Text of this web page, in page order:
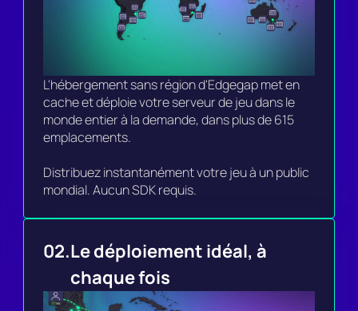
L'hébergement sans région d'Edgegap met en
cache et déploie votre serveur de jeu dans le
monde entier à la demande, dans plus de 615
emplacements.
Distribuez instantanément votre jeu à un public
mondial. Aucun SDK requis.
02.Le déploiement idéal, à
chaque fois